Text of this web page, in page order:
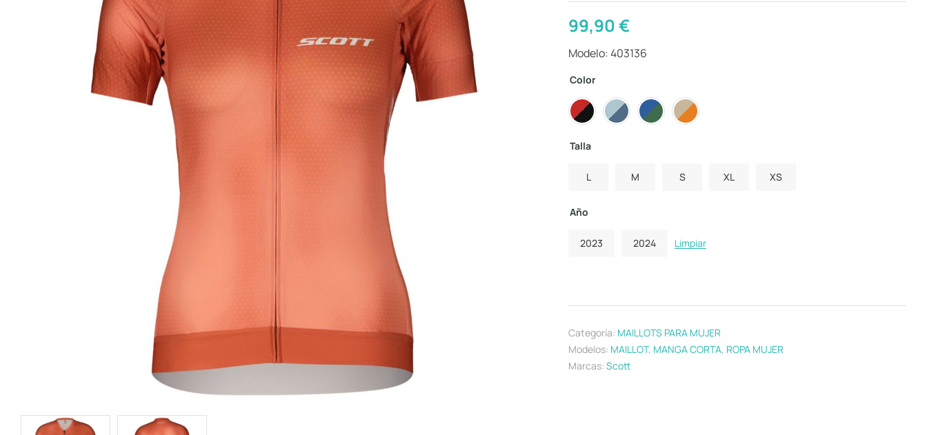
99,90€
Modelo: 403136
Color
Talla
L M S XL XS
Año
2023 2024 Limpiar
Categoría: MAILLOTS PARA MUJER
Modelos: MAILLOT, MANGA CORTA, ROPA MUJER
Marcas: Scott